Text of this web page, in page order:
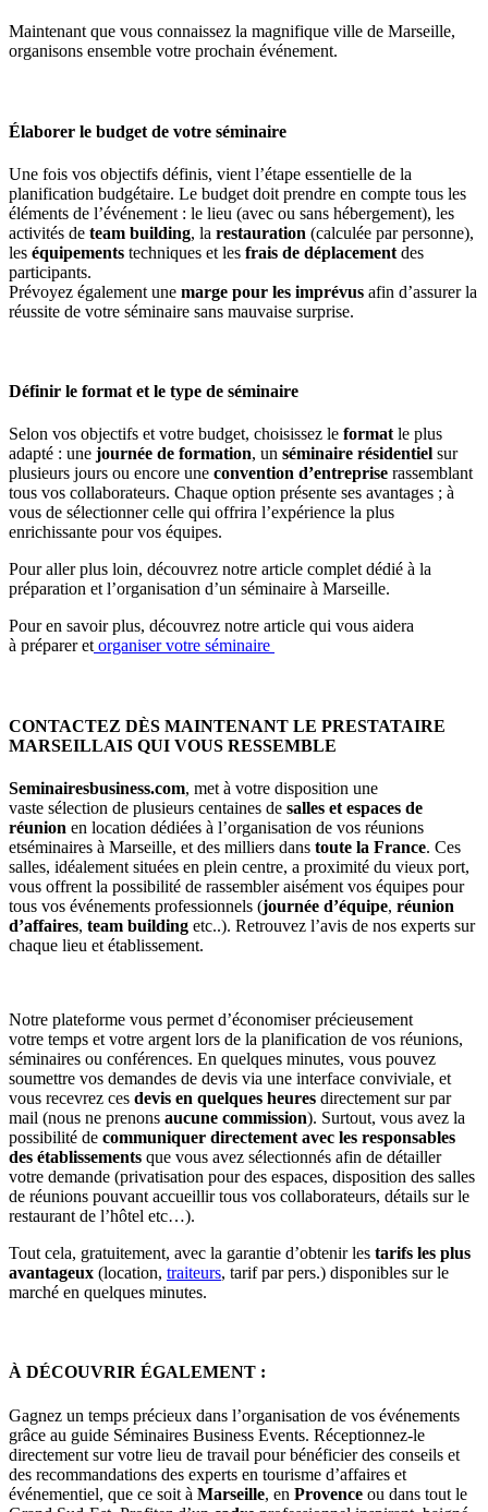
Maintenant que vous connaissez la magnifique ville de Marseille,
organisons ensemble votre prochain événement.
Élaborer le budget de votre séminaire
Une fois vos objectifs définis, vient l’étape essentielle de la
planification budgétaire. Le budget doit prendre en compte tous les
éléments de l’événement : le lieu (avec ou sans hébergement), les
activités de team building, la restauration (calculée par personne),
les équipements techniques et les frais de déplacement des
participants.
Prévoyez également une marge pour les imprévus afin d’assurer la
réussite de votre séminaire sans mauvaise surprise.
Définir le format et le type de séminaire
Selon vos objectifs et votre budget, choisissez le formatle plus
adapté : une journée de formation, un séminaire résidentiel sur
plusieurs jours ou encore une convention d’entreprise rassemblant
tous vos collaborateurs. Chaque option présente ses avantages ; à
vous de sélectionner celle qui offrira l’expérience la plus
enrichissante pour vos équipes.
Pour aller plus loin, découvrez notre article complet dédié à la
préparation et l’organisation d’un séminaire à Marseille.
Pour en savoir plus, découvrez notre article qui vous aidera
à préparer etorganiser votre séminaire
CONTACTEZ DÈS MAINTENANT LE PRESTATAIRE
MARSEILLAIS QUI VOUS RESSEMBLE
Seminairesbusiness.com, met à votre disposition une
vaste sélection de plusieurs centaines de salles et espaces de
réunion en location dédiées à l’organisation de vos réunions
etséminaires à Marseille, et des milliers dans toute la France. Ces
salles, idéalement situées en plein centre, a proximité du vieux port,
vous offrent la possibilité de rassembler aisément vos équipes pour
tous vos événements professionnels (journée d’équipe, réunion
d’affaires, team building etc..). Retrouvez l’avis de nos experts sur
chaque lieu et établissement.
Notre plateforme vous permet d’économiser précieusement
votre temps et votre argent lors de la planification de vos réunions,
séminaires ou conférences. En quelques minutes, vous pouvez
soumettre vos demandes de devis via une interface conviviale, et
vous recevrez ces devis en quelques heures directement sur par
mail (nous ne prenons aucune commission). Surtout, vous avez la
possibilité de communiquer directement avec les responsables
des établissements que vous avez sélectionnés afin de détailler
votre demande (privatisation pour des espaces, disposition des salles
de réunions pouvant accueillir tous vos collaborateurs, détails sur le
restaurant de l’hôtel etc…).
Tout cela, gratuitement, avec la garantie d’obtenir les tarifs les plus
avantageux (location, traiteurs, tarif par pers.) disponibles sur le
marché en quelques minutes.
À DÉCOUVRIR ÉGALEMENT :
Gagnez un temps précieux dans l’organisation de vos événements
grâce au guide Séminaires Business Events. Réceptionnez-le
directement sur votre lieu de travail pour bénéficier des conseils et
des recommandations des experts en tourisme d’affaires et
événementiel, que ce soit à Marseille, en Provence ou dans tout le